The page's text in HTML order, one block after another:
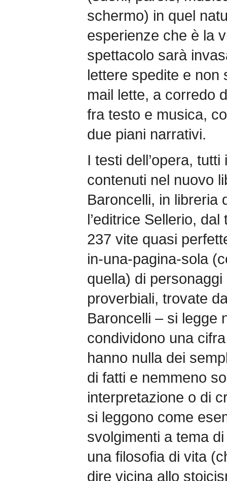
schermo) in quel
esperienze che è la
spettacolo sarà
lettere spedite e non
mail lette, a corredo
fra testo e musica,
due piani narrativi.
I testi dell’opera,
contenuti nel nuovo
Baroncelli, in libreria
l’editrice Sellerio,
237 vite quasi
in-una-pagina-sola
quella) di
proverbiali, trovate
Baroncelli – si legge
condividono una
hanno nulla dei
di fatti e nemmeno
interpretazione o di
si leggono come
svolgimenti a tema
una filosofia di vita
dire vicina allo